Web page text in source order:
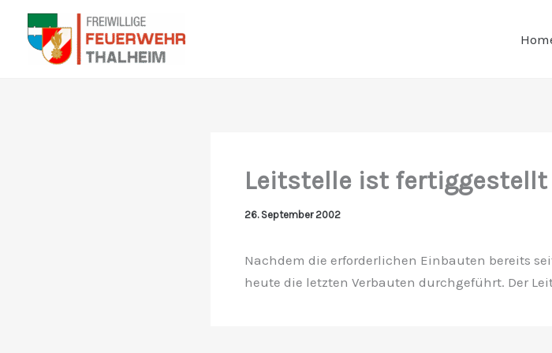
Zum
Inhalt
springen
Leitstelle ist fertiggestellt
26. September 2002
Nachdem die erforderlichen Einbauten bereits
heute die letzten Verbauten durchgeführt. Der